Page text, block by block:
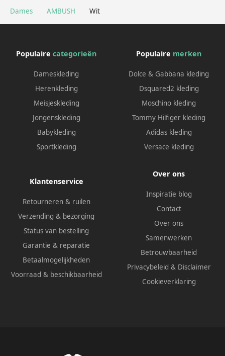
Dames AMBUSH Wit
Populaire categorieën
Dameskleding
Herenkleding
Meisjeskleding
Jongenskleding
Babykleding
Sportkleding
Populaire merken
Dolce & Gabbana kleding
Dsquared2 kleding
Moschino kleding
Tommy Hilfiger kleding
Adidas kleding
Versace kleding
Klantenservice
Retourneren & ruilen
Verzending & bezorging
Status van bestelling
Garantie & reparatie
Betaalmogelijkheden
Voorraad & beschikbaarheid
Over ons
Inspiratie blog
Contact
Over ons
Samenwerken
Betrouwbaarheid
Privacybeleid & Disclaimer
Cookieverklaring